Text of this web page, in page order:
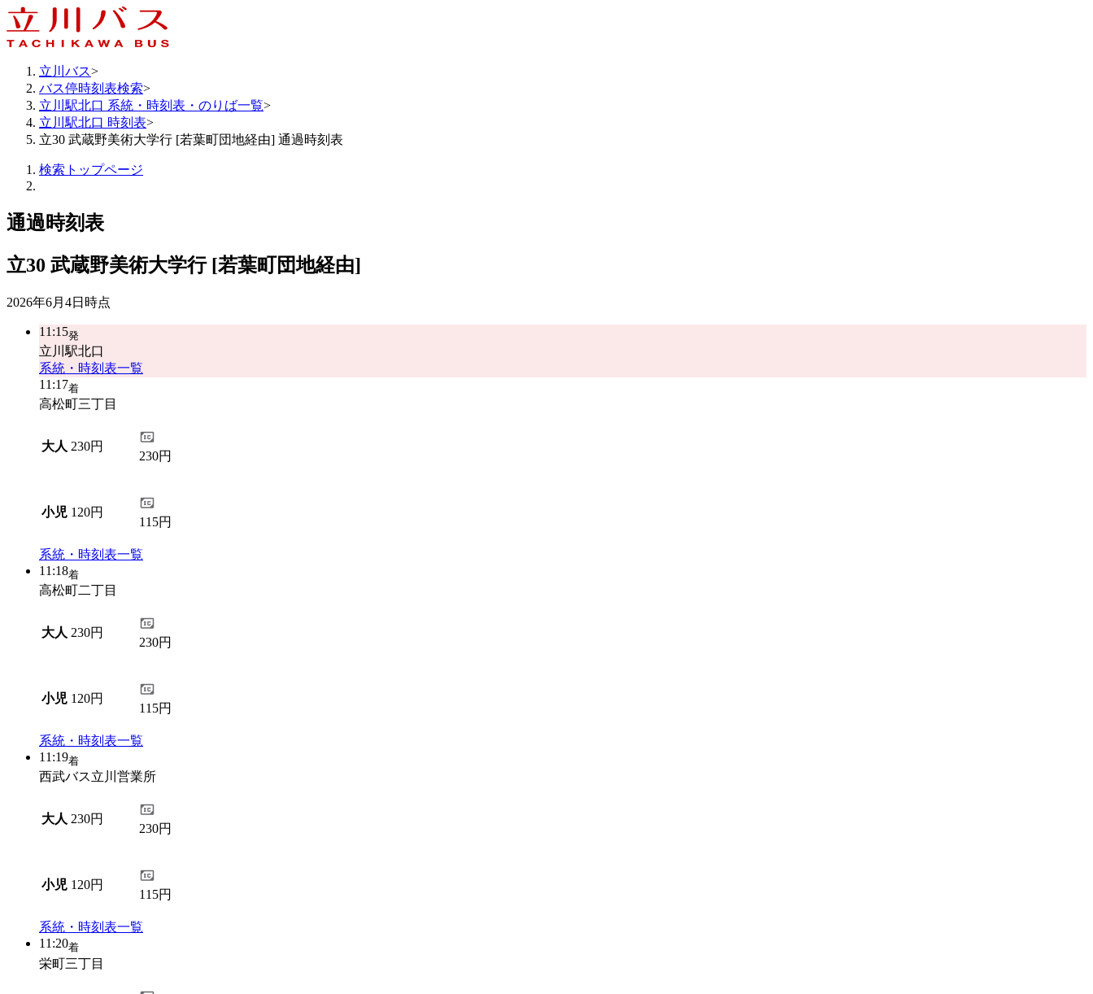
立川バス>
バス停時刻表検索>
立川駅北口 系統・時刻表・のりば一覧>
立川駅北口 時刻表>
立30 武蔵野美術大学行 [若葉町団地経由] 通過時刻表
検索トップページ
通過時刻表
立30 武蔵野美術大学行 [若葉町団地経由]
2026年6月4日 時点
11:15発
立川駅北口
系統・時刻表一覧
11:17着
高松町三丁目
大人 230円
230円
小児 120円
115円
系統・時刻表一覧
11:18着
高松町二丁目
大人 230円
230円
小児 120円
115円
系統・時刻表一覧
11:19着
西武バス立川営業所
大人 230円
230円
小児 120円
115円
系統・時刻表一覧
11:20着
栄町三丁目